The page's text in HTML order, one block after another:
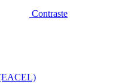
Contraste